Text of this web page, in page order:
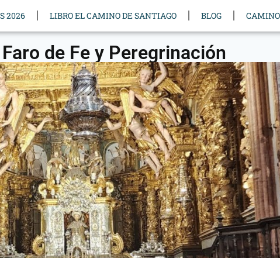
2026 LIBRO EL CAMINO DE SANTIAGO BLOG
de Fe y Peregrinación